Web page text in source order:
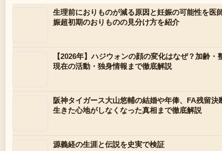
生理前におりものが減る原因と妊娠の可能性を医
娠超初期のおりものの見分け方を紹介
【2026年】ハジウォンの顔の変化はなぜ？加齢
現在の活動・独身情報まで徹底解説
阪神タイガース大山悠輔の結婚や年俸、FA残留
生きた心地がしなくなった真相まで徹底解説
源義経の生涯と伝説を史実で検証